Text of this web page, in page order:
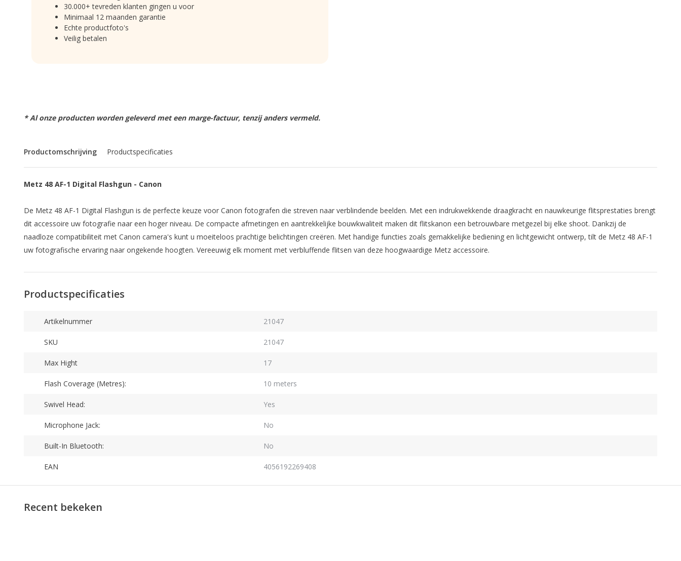
30.000+ tevreden klanten gingen u voor
Minimaal 12 maanden garantie
Echte productfoto's
Veilig betalen
* Al onze producten worden geleverd met een marge-factuur, tenzij anders vermeld.
Productomschrijving Productspecificaties
Metz 48 AF-1 Digital Flashgun - Canon
De Metz 48 AF-1 Digital Flashgun is de perfecte keuze voor Canon fotografen die streven naar verblindende beelden. Met een indrukwekkende draagkracht en nauwkeurige flitsprestaties brengt
dit accessoire uw fotografie naar een hoger niveau. De compacte afmetingen en aantrekkelijke bouwkwaliteit maken dit flitskanon een betrouwbare metgezel bij elke shoot. Dankzij de
naadloze compatibiliteit met Canon camera's kunt u moeiteloos prachtige belichtingen creëren. Met handige functies zoals gemakkelijke bediening en lichtgewicht ontwerp, tilt de Metz 48 AF-1
uw fotografische ervaring naar ongekende hoogten. Vereeuwig elk moment met verbluffende flitsen van deze hoogwaardige Metz accessoire.
Productspecificaties
Artikelnummer 21047
SKU 21047
Max Hight 17
Flash Coverage (Metres): 10 meters
Swivel Head: Yes
Microphone Jack: No
Built-In Bluetooth: No
EAN 4056192269408
Recent bekeken